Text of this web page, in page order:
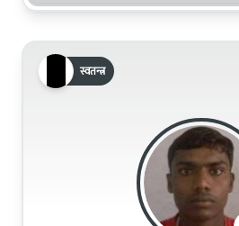
स्वतन्त्र